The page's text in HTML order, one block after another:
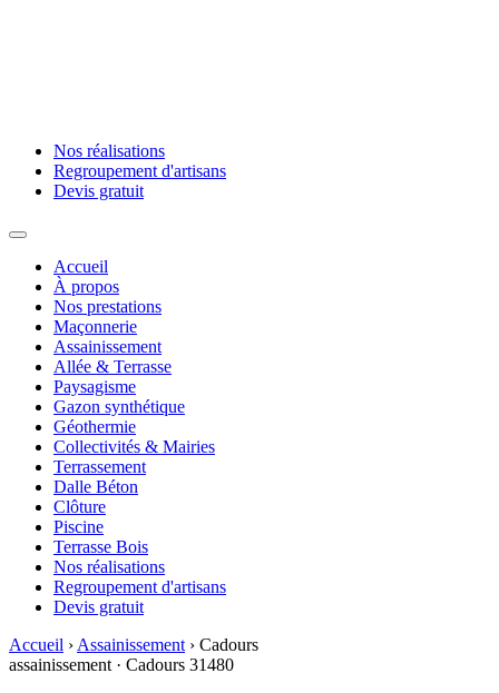
Nos réalisations
Regroupement d'artisans
Devis gratuit
Accueil
À propos
Nos prestations
Maçonnerie
Assainissement
Allée & Terrasse
Paysagisme
Gazon synthétique
Géothermie
Collectivités & Mairies
Terrassement
Dalle Béton
Clôture
Piscine
Terrasse Bois
Nos réalisations
Regroupement d'artisans
Devis gratuit
Accueil › Assainissement › Cadours
assainissement · Cadours 31480